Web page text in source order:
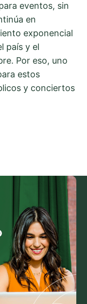
eventos, sin
en
exponencial
país y el
Por eso, uno
estos
y conciertos